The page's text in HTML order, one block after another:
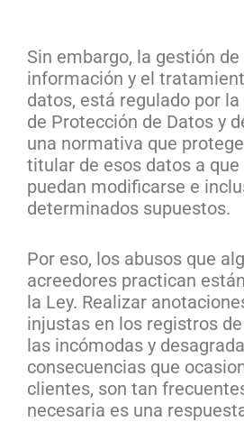
Sin embargo, la gestión de
información y el
datos, está regulado por
de Protección de Datos y
una normativa que
titular de esos datos a
puedan modificarse e
determinados supuestos.
Por eso, los abusos que
acreedores practican
la Ley. Realizar
injustas en los registros
las incómodas y
consecuencias que
clientes, son tan
necesaria es una